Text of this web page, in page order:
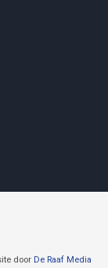
door De Raaf Media